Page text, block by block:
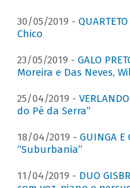
30/05/2019 -
Chico
23/05/2019 - GALO
Moreira e Das Neves,
25/04/2019 -
do Pé da Serra”
18/04/2019 - GUINGA E
“Suburbania”
11/04/2019 - DUO